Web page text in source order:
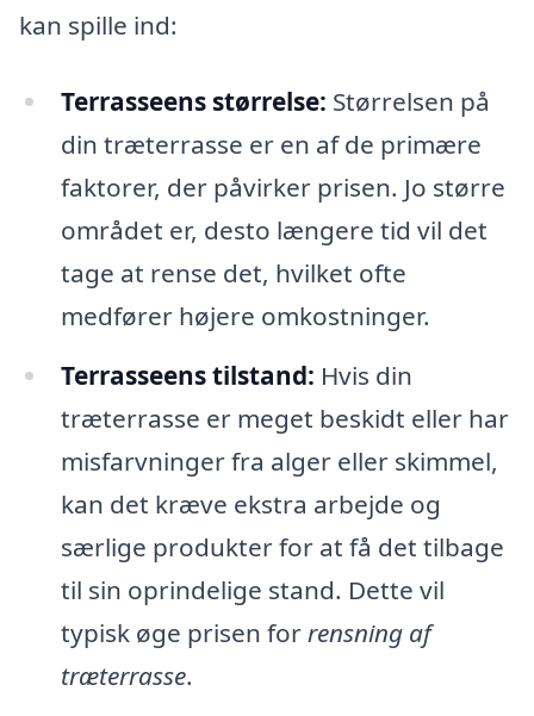
kan spille ind:
Terrasseens størrelse: Størrelsen på
din træterrasse er en af de primære
faktorer, der påvirker prisen. Jo større
området er, desto længere tid vil det
tage at rense det, hvilket ofte
medfører højere omkostninger.
Terrasseens tilstand: Hvis din
træterrasse er meget beskidt eller har
misfarvninger fra alger eller skimmel,
kan det kræve ekstra arbejde og
særlige produkter for at få det tilbage
til sin oprindelige stand. Dette vil
typisk øge prisen for rensning af
træterrasse.